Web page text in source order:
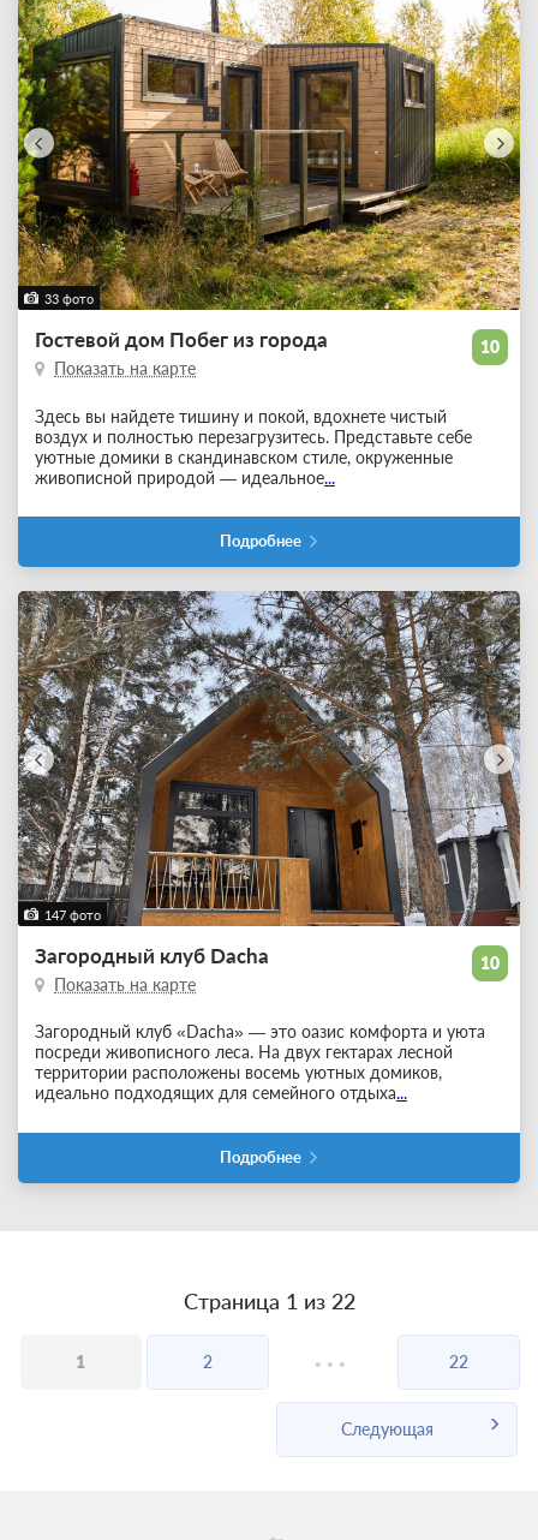
33 фото
10
Гостевой дом Побег из города
Показать на карте
Здесь вы найдете тишину и покой, вдохнете чистый
воздух и полностью перезагрузитесь. Представьте себе
уютные домики в скандинавском стиле, окруженные
живописной природой — идеальное...
Подробнее
147 фото
10
Загородный клуб Dacha
Показать на карте
Загородный клуб «Dacha» — это оазис комфорта и уюта
посреди живописного леса. На двух гектарах лесной
территории расположены восемь уютных домиков,
идеально подходящих для семейного отдыха...
Подробнее
Страница 1 из 22
1 2 ... 22
Следующая